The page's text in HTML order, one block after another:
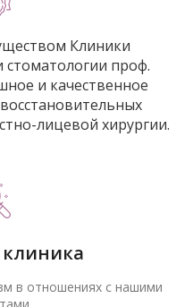
Клиники
стоматологии проф.
и качественное
лицевой хирургии.
клиника
в отношениях с нашими